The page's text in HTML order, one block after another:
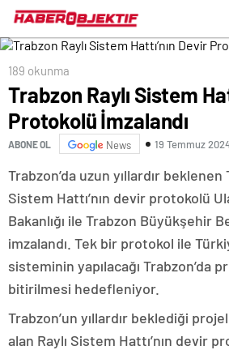
189 okunma
Trabzon Raylı Sistem
Protokolü İmzalandı
ABONE OL News 19 Temmuz
Trabzon’da uzun yıllardır beklenen
Sistem Hattı’nın devir protokolü
Bakanlığı ile Trabzon Büyükşehir
imzalandı. Tek bir protokol ile
sisteminin yapılacağı Trabzon’da
bitirilmesi hedefleniyor.
Trabzon’un yıllardır beklediği
alan Raylı Sistem Hattı’nın devir